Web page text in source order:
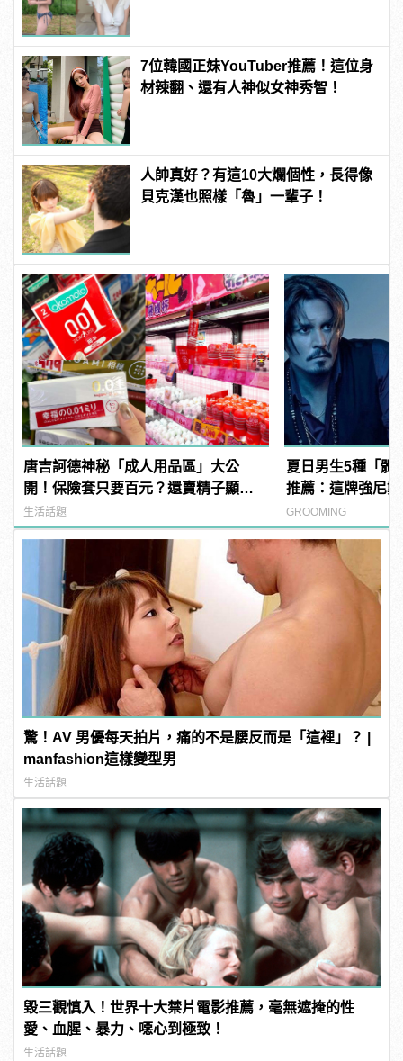
7位韓國正妹YouTuber推薦！這位身
材辣翻、還有人神似女神秀智！
人帥真好？有這10大爛個性，長得像
貝克漢也照樣「魯」一輩子！
唐吉訶德神秘「成人用品區」大公
開！保險套只要百元？還賣精子顯微
鏡？
生活話題
夏日男生5種「體
推薦：這牌強尼
GROOMING
驚！AV 男優每天拍片，痛的不是腰反而是「這裡」？ |
manfashion這樣變型男
生活話題
毀三觀慎入！世界十大禁片電影推薦，毫無遮掩的性
愛、血腥、暴力、噁心到極致！
生活話題